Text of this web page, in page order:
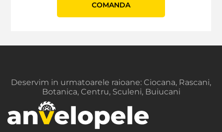
СOMANDA
Deservim in urmatoarele raioane: Ciocana, Rascani,
Botanica, Centru, Sculeni, Buiucani